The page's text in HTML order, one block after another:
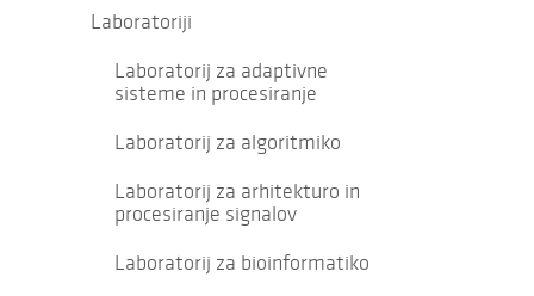
Laboratoriji
Laboratorij za adaptivne
sisteme in procesiranje
Laboratorij za algoritmiko
Laboratorij za arhitekturo in
procesiranje signalov
Laboratorij za bioinformatiko